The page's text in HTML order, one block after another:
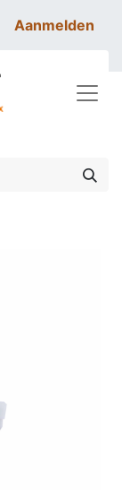
Aanmelden